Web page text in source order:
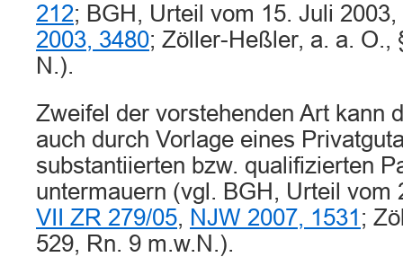
212; BGH, Urteil vom 15. Juli 2003,
2003, 3480; Zöller-Heßler, a. a. O.,
N.).
Zweifel der vorstehenden Art kann
auch durch Vorlage eines
substantiierten bzw. qualifizierten
untermauern (vgl. BGH, Urteil vom
VII ZR 279/05, NJW 2007, 1531 ;
529, Rn. 9 m.w.N.).